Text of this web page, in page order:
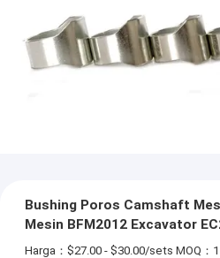
Bushing Poros Camshaft
Mesin BFM2012 Excavator
EC220
Harga：$27.00 - $30.00/sets MOQ：